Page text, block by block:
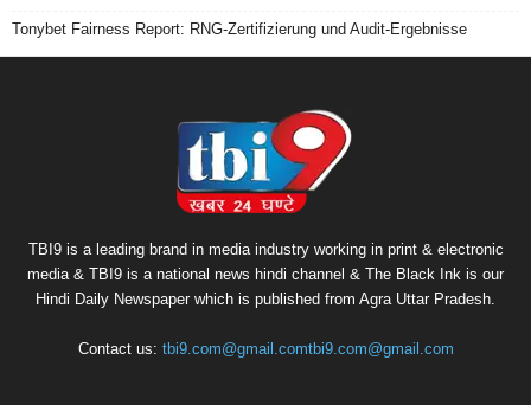
Tonybet Fairness Report: RNG-Zertifizierung und Audit-Ergebnisse
TBI9 is a leading brand in media industry working in print & electronic
media & TBI9 is a national news hindi channel & The Black Ink is our
Hindi Daily Newspaper which is published from Agra Uttar Pradesh.
Contact us: tbi9.com@gmail.comtbi9.com@gmail.com